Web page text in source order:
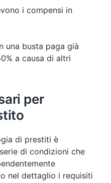
i compensi in
una busta paga già
a causa di altri
per
di prestiti è
di condizioni che
nel dettaglio i requisiti